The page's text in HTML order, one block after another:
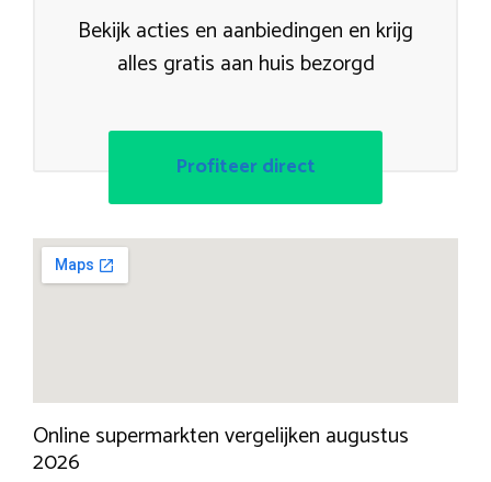
Bekijk acties en aanbiedingen en krijg
alles gratis aan huis bezorgd
Profiteer direct
Online supermarkten vergelijken augustus
2026